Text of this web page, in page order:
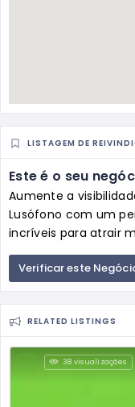
LISTAGEM DE
Este é o seu
Aumente a
Lusófono com um
incríveis para atrair
Verificar este
RELATED LISTINGS
38 visualizações